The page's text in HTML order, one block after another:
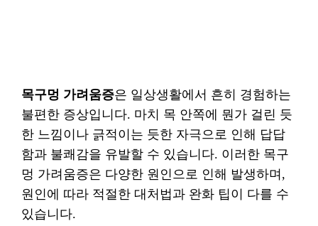
목구멍 가려움증은 일상생활에서 흔히 경험하는
불편한 증상입니다. 마치 목 안쪽에 뭔가 걸린 듯
한 느낌이나 긁적이는 듯한 자극으로 인해 답답
함과 불쾌감을 유발할 수 있습니다. 이러한 목구
멍 가려움증은 다양한 원인으로 인해 발생하며,
원인에 따라 적절한 대처법과 완화 팁이 다를 수
있습니다.